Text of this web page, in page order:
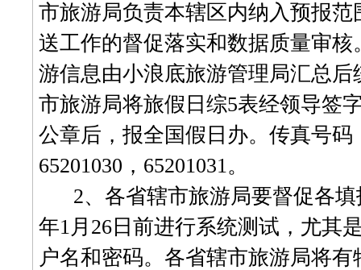
市旅游局负责本辖区内纳入预报范
送工作的督促落实和数据质量审核
游信息由小浪底旅游管理局汇总后
市旅游局将旅假日综5表经领导签
公章后，报全国假日办。传真号码
65201030 ， 65201031。
2、各省辖市旅游局要督促各
年1月 26 日 前进行系统测试，尤其
户名和密码。各省辖市旅游局将